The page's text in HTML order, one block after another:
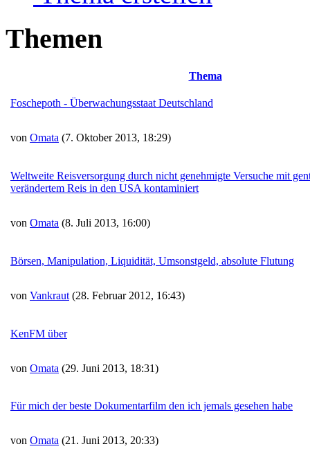
Themen
Thema
Foschepoth - Überwachungsstaat Deutschland
von Omata (7. Oktober 2013, 18:29)
Weltweite Reisversorgung durch nicht genehmigte Versuche mit
verändertem Reis in den USA kontaminiert
von Omata (8. Juli 2013, 16:00)
Börsen, Manipulation, Liquidität, Umsonstgeld, absolute Flutung
von Vankraut (28. Februar 2012, 16:43)
KenFM über
von Omata (29. Juni 2013, 18:31)
Für mich der beste Dokumentarfilm den ich jemals gesehen habe
von Omata (21. Juni 2013, 20:33)